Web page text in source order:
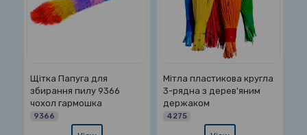
Щітка Папуга для
збирання пилу 9366
чохол гармошка
9366
Мітла пластикова кругла
3-рядна з дерев'яним
держаком
4275